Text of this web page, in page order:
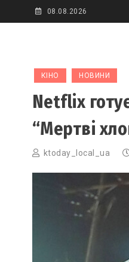
to
08.08.2026
КІНО НОВИНИ
Netflix
“Мертві
ktoday_local_ua